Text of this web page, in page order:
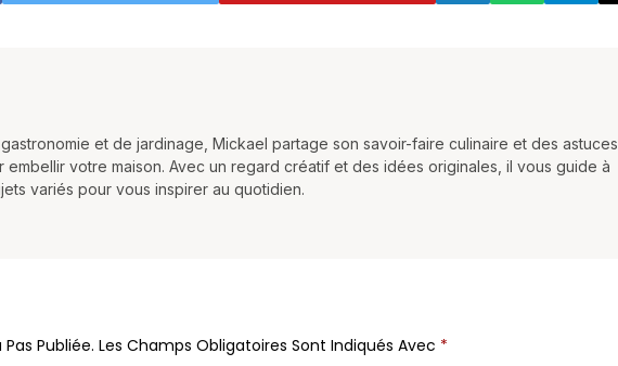
et de jardinage, Mickael partage son savoir-faire culinaire et des astuces
embellir votre maison. Avec un regard créatif et des idées originales, il vous guide à
variés pour vous inspirer au quotidien.
Publiée. Les Champs Obligatoires Sont Indiqués Avec *